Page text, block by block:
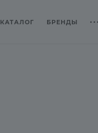
КАТАЛОГ БРЕНДЫ